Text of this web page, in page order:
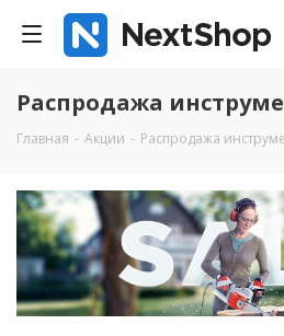
Распродажа
Главная - Акции - Распродажа